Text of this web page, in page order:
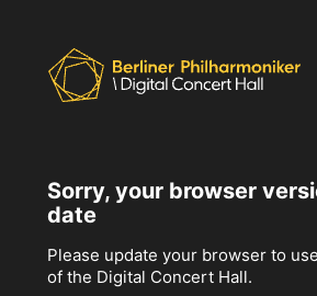
Sorry, your browser
date
Please update your browser to
of the Digital Concert Hall.